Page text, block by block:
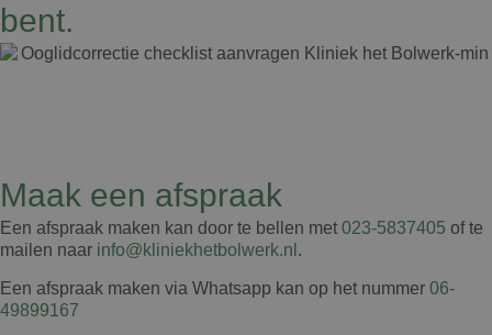
bent.
Maak een afspraak
Een afspraak maken kan door te bellen met 023-5837405 of te
mailen naar info@kliniekhetbolwerk.nl .
Een afspraak maken via Whatsapp kan op het nummer 06-
49899167